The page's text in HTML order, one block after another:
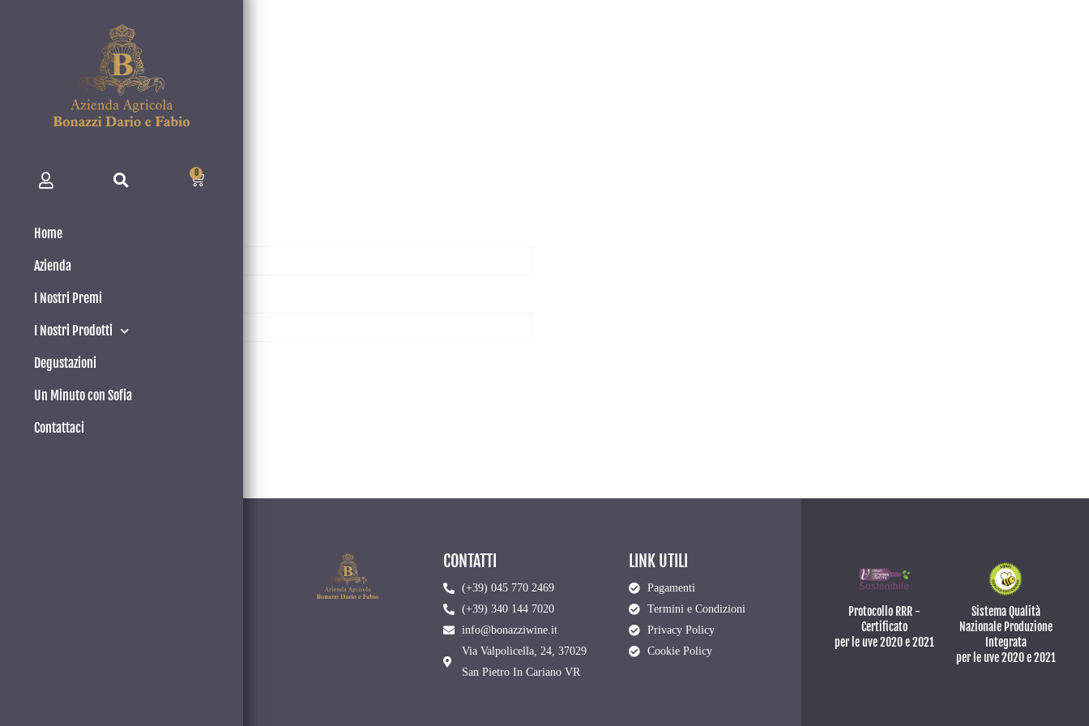
0
Home
Azienda
I Nostri Premi
I Nostri Prodotti
Degustazioni
Un Minuto con Sofia
Contattaci
Password
Remember me
Lost your password?
CONTATTI
(+39) 045 770 2469
(+39) 340 144 7020
info@bonazziwine.it
Via Valpolicella, 24, 37029
San Pietro In Cariano VR
LINK UTILI
Pagamenti
Termini e Condizioni
Privacy Policy
Cookie Policy
Protocollo RRR -
Certificato
per le uve 2020 e 2021
Sistema Qualità
Nazionale Produzione
Integrata
per le uve 2020 e 2021